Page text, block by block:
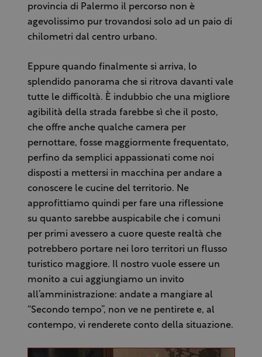
provincia di Palermo il percorso non è
agevolissimo pur trovandosi solo ad un paio di
chilometri dal centro urbano.
Eppure quando finalmente si arriva, lo
splendido panorama che si ritrova davanti vale
tutte le difficoltà. È indubbio che una migliore
agibilità della strada farebbe sì che il posto,
che offre anche qualche camera per
pernottare, fosse maggiormente frequentato,
perfino da semplici appassionati come noi
disposti a mettersi in macchina per andare a
conoscere le cucine del territorio. Ne
approfittiamo quindi per fare una riflessione
su quanto sarebbe auspicabile che i comuni
per primi avessero a cuore queste realtà che
potrebbero portare nei loro territori un flusso
turistico maggiore. Il nostro vuole essere un
monito a cui aggiungiamo un invito
all’amministrazione: andate a mangiare al
“Secondo tempo”, non ve ne pentirete e, al
contempo, vi renderete conto della situazione.